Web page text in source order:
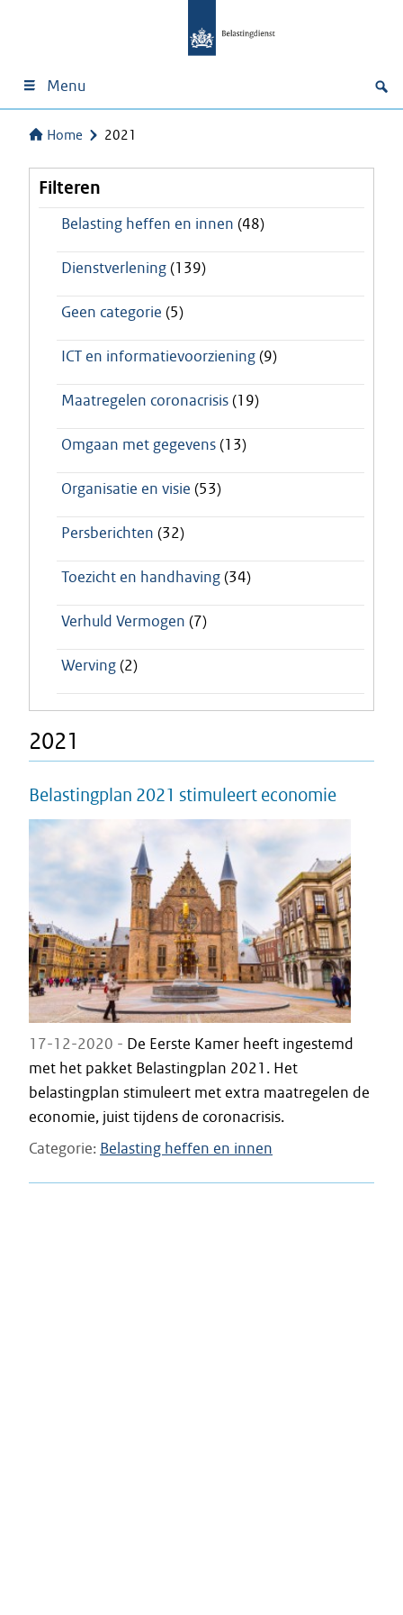
Menu
Home 2021
Filteren
Belasting heffen en innen (48)
Dienstverlening(139)
Geen categorie (5)
ICT en informatievoorziening(9)
Maatregelen coronacrisis(19)
Omgaan met gegevens(13)
Organisatie en visie (53)
Persberichten (32)
Toezicht en handhaving(34)
Verhuld Vermogen (7)
Werving(2)
2021
Belastingplan 2021 stimuleert economie
17-12-2020 - De Eerste Kamer heeft ingestemd
met het pakket Belastingplan 2021. Het
belastingplan stimuleert met extra maatregelen de
economie, juist tijdens de coronacrisis.
Categorie Belasting heffen en innen